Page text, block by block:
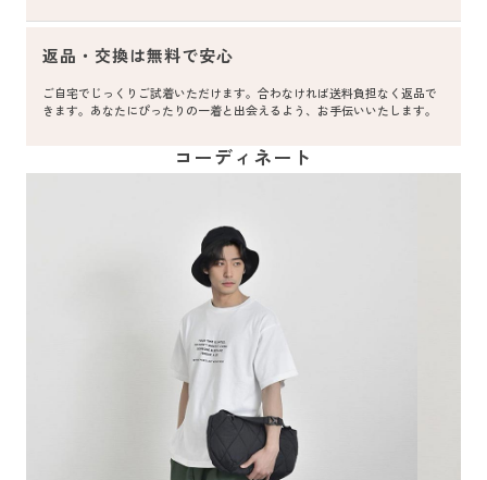
返品・交換は無料で安心
ご自宅でじっくりご試着いただけます。合わなければ送料負担なく返品で
きます。あなたにぴったりの一着と出会えるよう、お手伝いいたします。
コーディネート